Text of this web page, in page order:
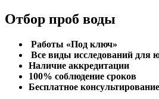
Отбор проб воды
Работы «Под ключ»
Все виды исследований для
Наличие аккредитации
100% соблюдение сроков
Бесплатное консультирование